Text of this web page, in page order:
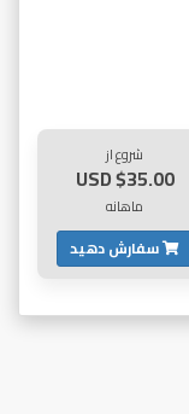
شروع از
$35.00 USD
ماهانه
سفارش دهید